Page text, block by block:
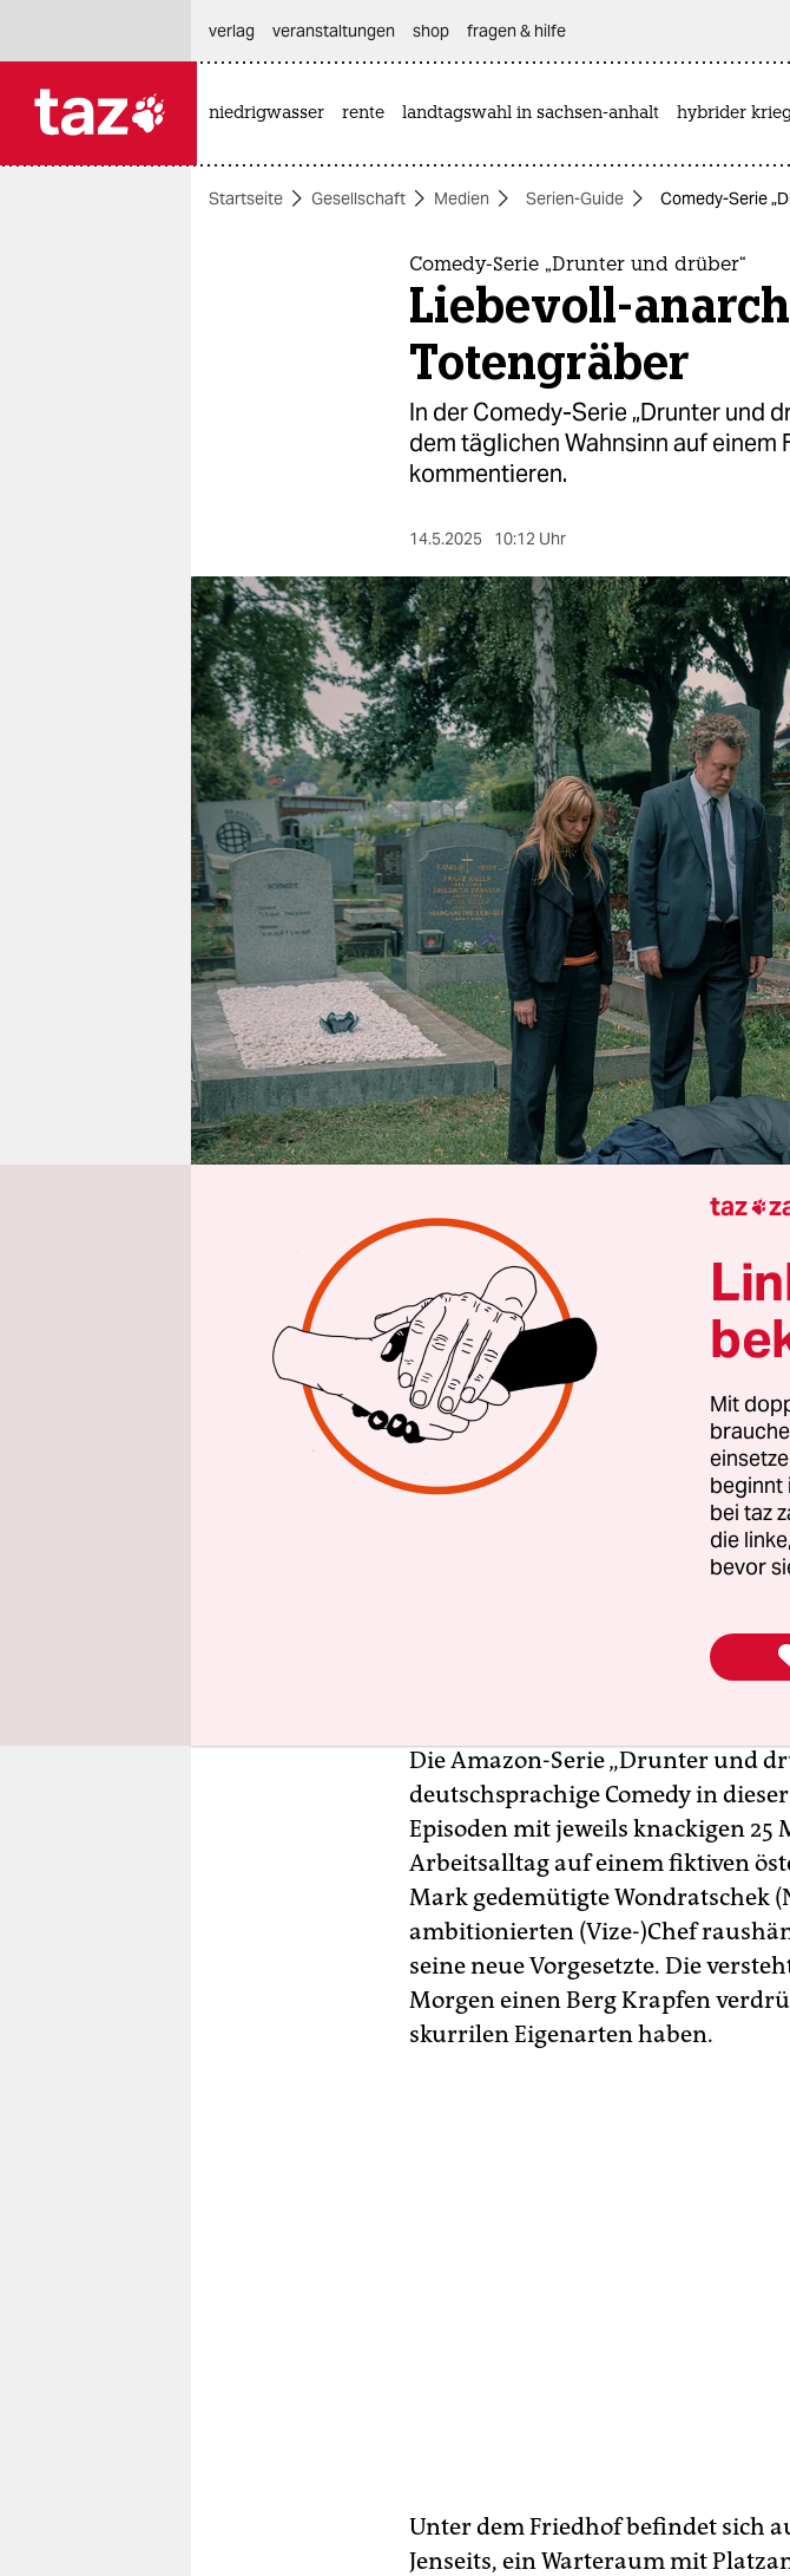
themen
nord
wahrheit
verlag
verlag
veranstaltungen
shop
fragen & hilfe
unterstützen
abo
genossenschaft
epaper login
verlag
veranstaltungen shop fragen & hilfe
niedrigwasser rente landtagswahl in sachsen-anhalt hybrider
Startseite Gesellschaft Medien Serien-Guide Comedy-Serie
Comedy-Serie „Drunter und drüber“
Liebevoll-
Totengräber
In der Comedy-Serie „Drunter und
dem täglichen Wahnsinn auf einem
kommentieren.
14.5.2025 10:12 Uhr
VonFlorian Schmid
Eigentlich war sich der
Wondratschek sicher, nach dem
des Donnersbacher Friedhofs zu
Schönig (Edi Jäger) macht ihm
die Mitarbeiterin loszuwerden, die
aus Versehen das Gemeindebüro
Die Amazon-Serie „Drunter und
deutschsprachige Comedy in
Episoden mit jeweils knackigen
Arbeitsalltag auf einem fiktiven
Mark gedemütigte Wondratschek
ambitionierten (Vize-)Chef
seine neue Vorgesetzte. Die
Morgen einen Berg Krapfen
skurrilen Eigenarten haben.
Unter dem Friedhof befindet sich
Jenseits, ein Warteraum mit
taz 
Mit
beginnt
bei taz
die
bevor